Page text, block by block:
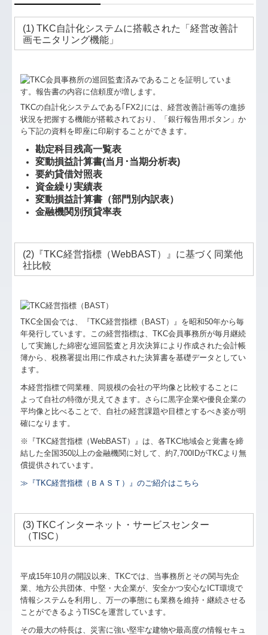
(1) TKC自計化システムに搭載された「経営改善計
画モニタリング機能」
TKCの自計化システムである｢FX2｣には、経営改善計画等の進捗
状況を把握する機能が搭載されており、「銀行報告用ボタン」か
ら下記の資料を即座に印刷することができます。
勘定科目残高一覧表
変動損益計算書(当月･当期分析表)
要約貸借対照表
資金繰り実績表
変動損益計算書（部門別内訳表）
金融機関別預貸率表
(2)『TKC経営指標（WebBAST）』に基づく同業他
社比較
TKC全国会では、『TKC経営指標（BAST）』を昭和50年から毎
年発行しています。この経営指標は、TKC会員事務所が毎月継続
して実施した綿密な巡回監査と月次決算により作成された会計帳
簿から、税務署提出用に作成された決算書を基礎データとしてい
ます。
本経営指標で同業種、同規模の会社の平均像と比較することに
よって自社の特徴が見えてきます。さらに黒字企業や優良企業の
平均像と比べることで、自社の経営課題や目標とするべき姿が明
確になります。
※『TKC経営指標（WebBAST）』は、各TKC地域会と覚書を締
結した全国350以上の金融機関に対して、約7,700IDがTKCより無
償提供されています。
≫『TKC経営指標（ＢＡＳＴ）』のご紹介はこちら
(3) TKCインターネット・サービスセンター
（TISC）
平成15年10月の開設以来、TKCでは、当事務所とその関与先企
業、地方公共団体、中堅・大企業が、安全かつ安心なICT環境で
情報システムを利用し、万一の事態にも業務を維持・継続させる
ことができるようTISCを運営しています。
その最大の特長は、災害に強い堅牢な建物や最高度の情報セキュ